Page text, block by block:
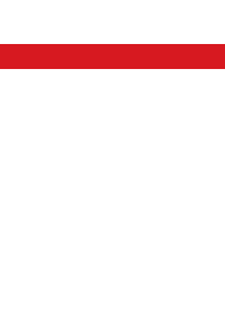
Copyleft CUT